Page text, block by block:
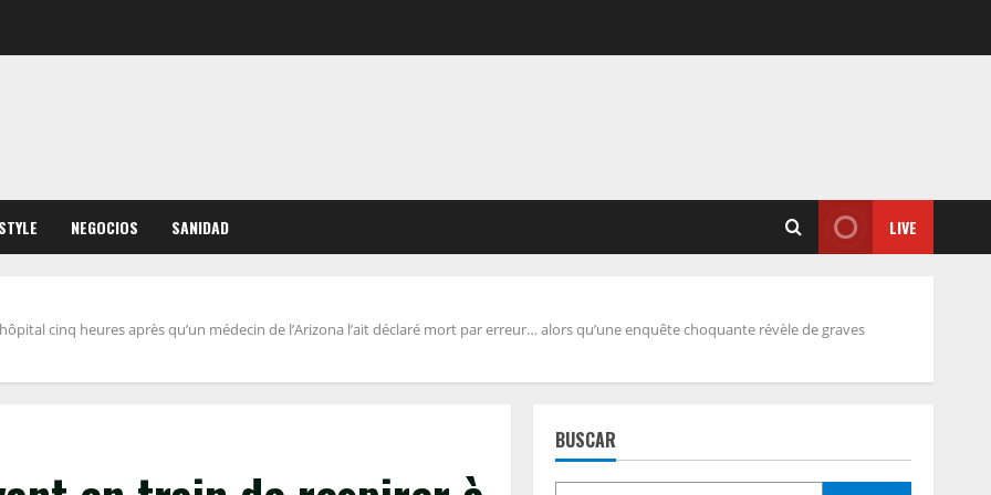
NEGOCIOS SANIDAD LIVE
cinq heures après qu’un médecin de l’Arizona l’ait déclaré mort par erreur… alors qu’une enquête choquante révèle de graves
BUSCAR